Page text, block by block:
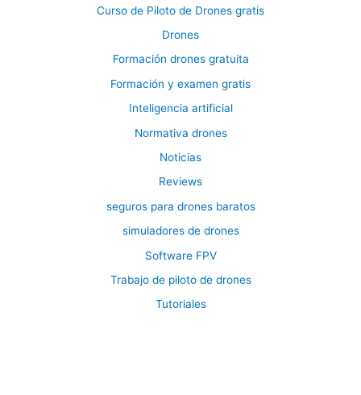
Curso de Piloto de Drones gratis
Drones
Formación drones gratuita
Formación y examen gratis
Inteligencia artificial
Normativa drones
Noticias
Reviews
seguros para drones baratos
simuladores de drones
Software FPV
Trabajo de piloto de drones
Tutoriales